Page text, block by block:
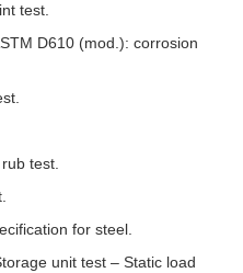
test.
D610 (mod.): corrosion
test.
for steel.
unit test – Static load